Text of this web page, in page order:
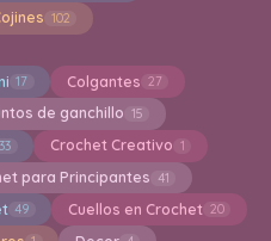
102
17 Colgantes 27
de ganchillo 15
33 Crochet Creativo 1
para Principantes 41
49 Cuellos en Crochet 20